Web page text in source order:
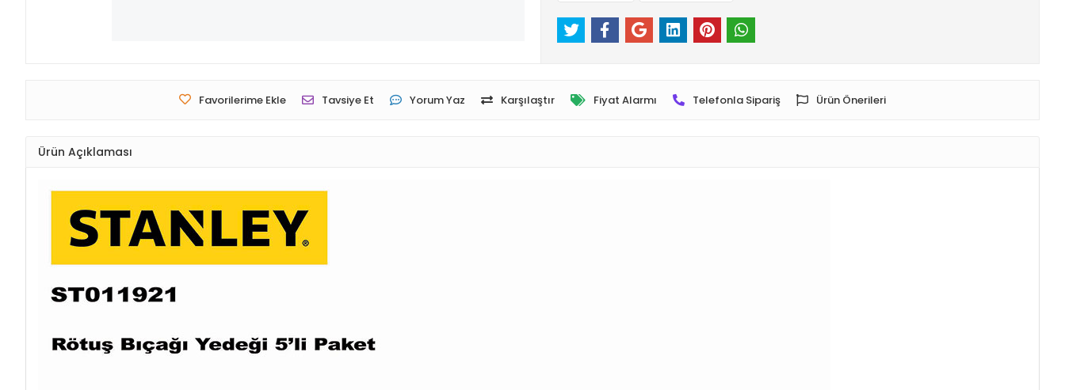
Favorilerime Ekle Tavsiye Et Yorum Yaz Karşılaştır Fiyat Alarmı Telefonla Sipariş Ürün Önerileri
Ürün Açıklaması